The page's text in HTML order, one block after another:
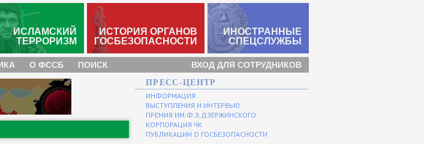
ИСЛАМСКИЙ
ТЕРРОРИЗМ
ИСТОРИЯ ОРГАНОВ
ГОСБЕЗОПАСНОСТИ
ИНОСТРАННЫЕ
СПЕЦСЛУЖБЫ
О ФССБ ПОИСК ВХОД ДЛЯ СОТРУДНИКОВ
ПРЕСС-ЦЕНТР
ИНФОРМАЦИЯ
ВЫСТУПЛЕНИЯ И ИНТЕРВЬЮ
ПРЕМИЯ ИМ.Ф.Э.ДЗЕРЖИНСКОГО
КОРПОРАЦИЯ ЧК
ПУБЛИКАЦИИ О ГОСБЕЗОПАСНОСТИ